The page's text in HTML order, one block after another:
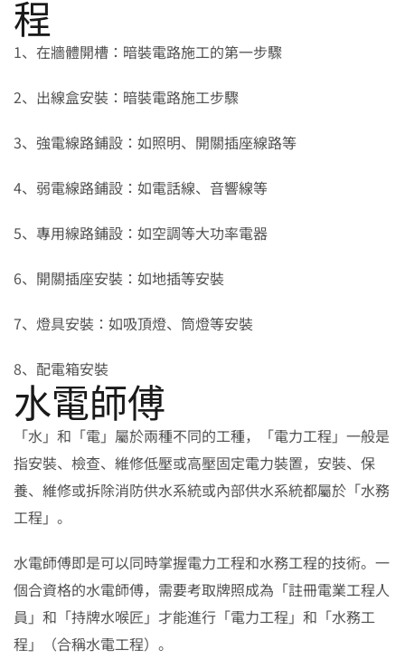
程
1、在牆體開槽：暗裝電路施工的第一步驟
2、出線盒安裝：暗裝電路施工步驟
3、強電線路鋪設：如照明、開關插座線路等
4、弱電線路鋪設：如電話線、音響線等
5、專用線路鋪設：如空調等大功率電器
6、開關插座安裝：如地插等安裝
7、燈具安裝：如吸頂燈、筒燈等安裝
8、配電箱安裝
水電師傅
「水」和「電」屬於兩種不同的工種，「電力工程」一般是
指安裝、檢查、維修低壓或高壓固定電力裝置，安裝、保
養、維修或拆除消防供水系統或內部供水系統都屬於「水務
工程」。
水電師傅即是可以同時掌握電力工程和水務工程的技術。一
個合資格的水電師傅，需要考取牌照成為「註冊電業工程人
員」和「持牌水喉匠」才能進行「電力工程」和「水務工
程」（合稱水電工程）。